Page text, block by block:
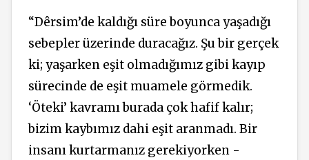
“Dêrsim’de kaldığı süre boyunca yaşadığı
sebepler üzerinde duracağız. Şu bir gerçek
ki; yaşarken eşit olmadığımız gibi kayıp
sürecinde de eşit muamele görmedik.
‘Öteki’ kavramı burada çok hafif kalır;
bizim kaybımız dahi eşit aranmadı. Bir
insanı kurtarmanız gerekiyorken -